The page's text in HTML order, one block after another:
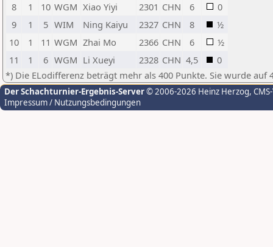
8
1 10 WGM Xiao Yiyi 2301 CHN 6
0
9
1 5 WIM Ning Kaiyu 2327 CHN 8
½
10
1 11 WGM Zhai Mo 2366 CHN 6
½
11
1 6 WGM Li Xueyi 2328 CHN 4,5
0
*) Die ELodifferenz beträgt mehr als 400 Punkte. Sie wurde auf
Der Schachturnier-Ergebnis-Server© 2006-2026 Heinz Herzog,
Impressum / Nutzungsbedingungen